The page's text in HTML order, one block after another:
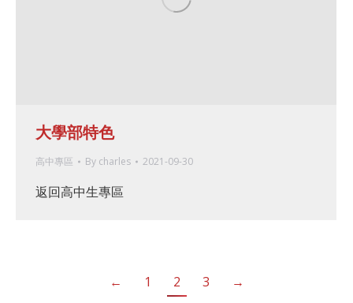
大學部特色
高中專區 By charles 2021-09-30
返回高中生專區
← 1 2 3 →